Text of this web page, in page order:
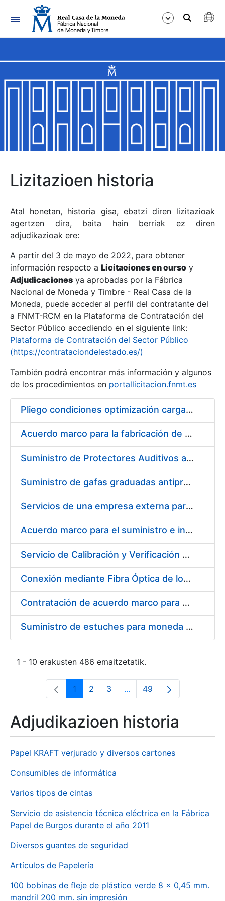
Nabigazioa
Erakutsi/Ezkutatu
Erakutsi/Ezkutatu
Erakutsi/Ezkutatu
Erakutsi/Ezkutatu
Erakutsi/Ezkutatu
Erakutsi/Ezkutatu
Erakutsi/Ezkutatu
Erakutsi/Ezkutatu
Lizitazioen historia
Atal honetan, historia gisa, ebatzi diren lizitazioak
agertzen dira, baita hain berriak ez diren
adjudikazioak ere:
A partir del 3 de mayo de 2022, para obtener
información respecto a Licitaciones en curso y
Adjudicaciones ya aprobadas por la Fábrica
Nacional de Moneda y Timbre - Real Casa de la
Moneda, puede acceder al perfil del contratante del
a FNMT-RCM en la Plataforma de Contratación del
Sector Público accediendo en el siguiente link:
Plataforma de Contratación del Sector Público
(https://contrataciondelestado.es/)
También podrá encontrar más información y algunos
de los procedimientos en portallicitacion.fnmt.es
Pliego condiciones optimización cargas compras firmado
Acuerdo marco para la fabricación de piezas
Suministro de Protectores Auditivos a medida para las personas trabajadoras de los Centros de Trabajo de Madrid y Burgos
Suministro de gafas graduadas antiproyecciones para los trabajadores de la FNMT-RCM en los centros de trabajo de Madrid y Burgos
Servicios de una empresa externa para el asesoramiento y resolución de los recursos de alzada que se presentan relacionados con procesos de selección para la FNMT-RCM
Acuerdo marco para el suministro e instalación de persianas, estores y otros complementos
Servicio de Calibración y Verificación Externa de los Equipos de Medición del Servicio de Prevención de la FNMT-RCM
Conexión mediante Fibra Óptica de los Centros de Proceso de Datos (CPDs) de las sedes de la FNMT-RCM de Burgos y Madrid
Contratación de acuerdo marco para el Suministro de Material de Electricidad para la Fábrica Nacional de Moneda y Timbre-Real Casa de la Moneda en su centro de trabajo de Burgos
Suministro de estuches para moneda de 30 €
1 - 10 erakusten 486 emaitzetatik.
Orrialdea
1 Orrialdea
2 Orrialdea
3 ...Intermediate Pages Use
Orrialdea
49
Adjudikazioen historia
Papel KRAFT verjurado y diversos cartones
Consumibles de informática
Varios tipos de cintas
Servicio de asistencia técnica eléctrica en la Fábrica
Papel de Burgos durante el año 2011
Diversos guantes de seguridad
Artículos de Papelería
100 bobinas de fleje de plástico verde 8 x 0,45 mm.
mandril 200 mm. sin impresión